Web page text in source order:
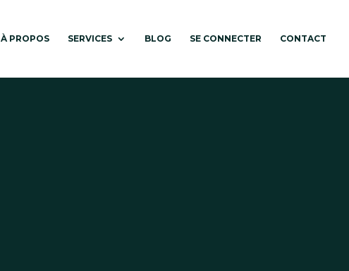
À PROPOS SERVICES BLOG SE CONNECTER CONTACT